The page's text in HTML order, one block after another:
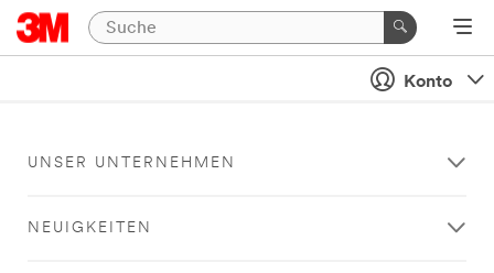
Konto
UNSER UNTERNEHMEN
NEUIGKEITEN